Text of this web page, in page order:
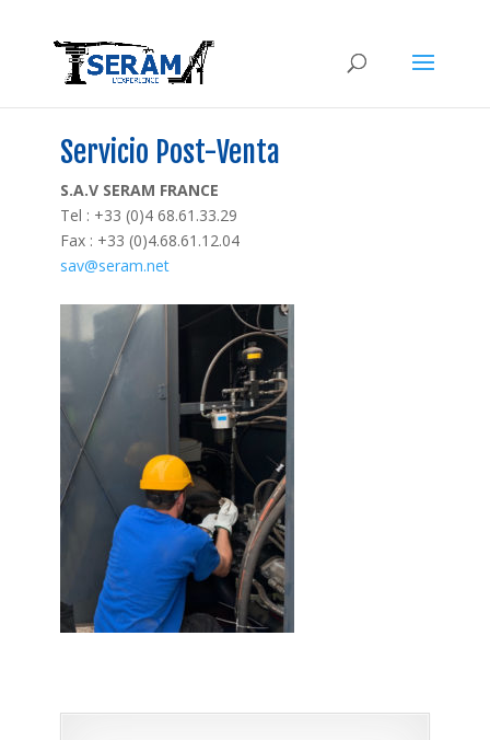
Servicio Post-Venta
S.A.V SERAM FRANCE
Tel : +33 (0)4 68.61.33.29
Fax : +33 (0)4.68.61.12.04
sav@seram.net